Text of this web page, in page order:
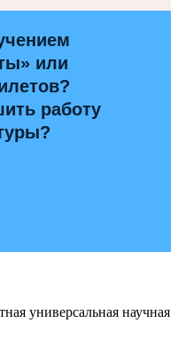
или
работу
универсальная научная